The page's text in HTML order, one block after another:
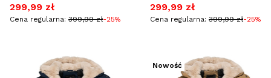
Cena promocyjna
299,99 zł
Cena regularna: 399,99 zł-25%
Cena promocyjna
299,99 zł
Cena regularna: 399,99 zł-25%
Nowość